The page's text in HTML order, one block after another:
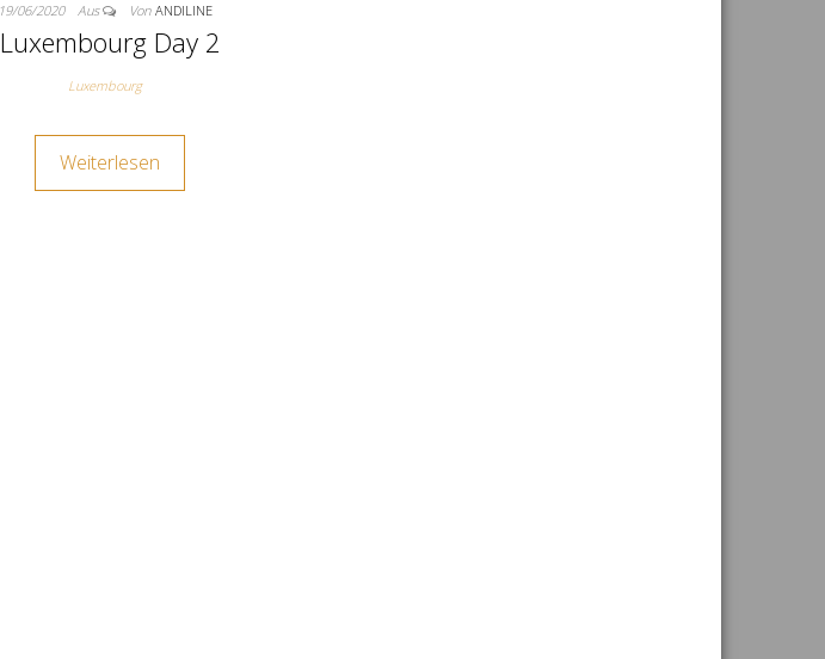
19/06/2020 Aus Von ANDILINE
Luxembourg Day 2
Luxembourg
Weiterlesen